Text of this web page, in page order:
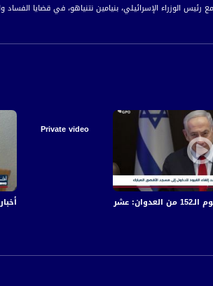
الإسرائيلي، بنيامين نتنياهو، في قضايا
الثقافية والسياسية للمواطن العربي الفلسطيني في الداخل.
أخبار
Private video
على قطاع غزة